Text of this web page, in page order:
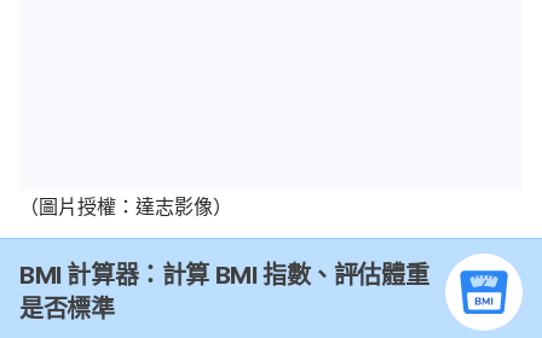
（圖片授權：達志影像）
BMI 計算器：計算 BMI 指數、評估體重
是否標準